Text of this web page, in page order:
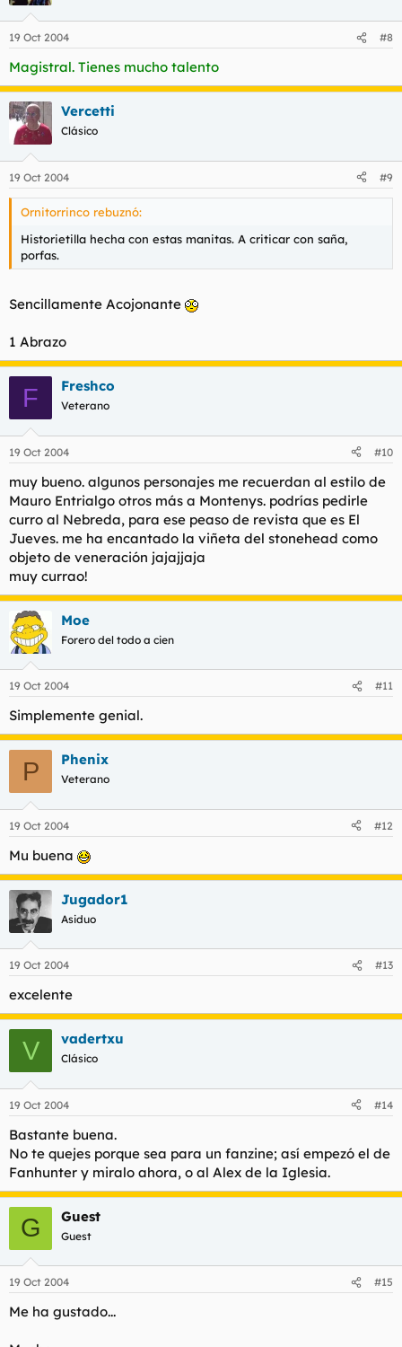
19 Oct 2004 #8
Magistral. Tienes mucho talento
Vercetti
Clásico
19 Oct 2004 #9
Ornitorrinco rebuznó:
Historietilla hecha con estas manitas. A criticar con saña,
porfas.
Sencillamente Acojonante
1 Abrazo
F Freshco
Veterano
19 Oct 2004 #10
muy bueno. algunos personajes me recuerdan al estilo de
Mauro Entrialgo otros más a Montenys. podrías pedirle
curro al Nebreda, para ese peaso de revista que es El
Jueves. me ha encantado la viñeta del stonehead como
objeto de veneración jajajjaja
muy currao!
Moe
Forero del todo a cien
19 Oct 2004 #11
Simplemente genial.
P Phenix
Veterano
19 Oct 2004 #12
Mu buena
Jugador1
Asiduo
19 Oct 2004 #13
excelente
V vadertxu
Clásico
19 Oct 2004 #14
Bastante buena.
No te quejes porque sea para un fanzine; así empezó el de
Fanhunter y miralo ahora, o al Alex de la Iglesia.
G Guest
Guest
19 Oct 2004 #15
Me ha gustado...